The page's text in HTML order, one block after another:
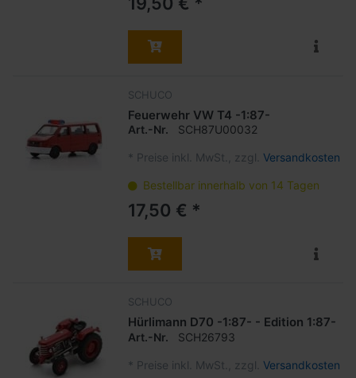
SCHUCO
Feuerwehr VW T4 -1:87-
Art.-Nr. SCH87U00032
* Preise inkl. MwSt., zzgl. Versandkosten
Bestellbar innerhalb von 14 Tagen
17,50 € *
SCHUCO
Hürlimann D70 -1:87- - Edition 1:87-
Art.-Nr. SCH26793
* Preise inkl. MwSt., zzgl. Versandkosten